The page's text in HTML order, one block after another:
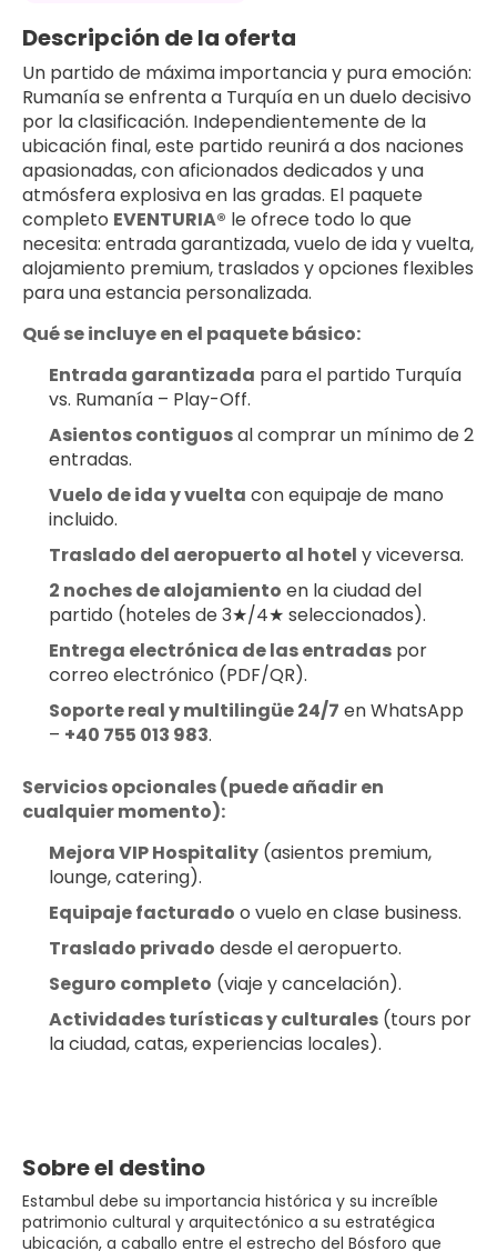
Descripción de la oferta
Un partido de máxima importancia y pura emoción:
Rumanía se enfrenta a Turquía en un duelo decisivo
por la clasificación. Independientemente de la
ubicación final, este partido reunirá a dos naciones
apasionadas, con aficionados dedicados y una
atmósfera explosiva en las gradas. El paquete
completo EVENTURIA® le ofrece todo lo que
necesita: entrada garantizada, vuelo de ida y vuelta,
alojamiento premium, traslados y opciones flexibles
para una estancia personalizada.
Qué se incluye en el paquete básico:
Entrada garantizada para el partido Turquía
vs. Rumanía – Play-Off.
Asientos contiguos al comprar un mínimo de 2
entradas.
Vuelo de ida y vuelta con equipaje de mano
incluido.
Traslado del aeropuerto al hotel y viceversa.
2 noches de alojamiento en la ciudad del
partido (hoteles de 3★/4★ seleccionados).
Entrega electrónica de las entradas por
correo electrónico (PDF/QR).
Soporte real y multilingüe 24/7 en WhatsApp
– +40 755 013 983.
Servicios opcionales (puede añadir en
cualquier momento):
Mejora VIP Hospitality (asientos premium,
lounge, catering).
Equipaje facturado o vuelo en clase business.
Traslado privado desde el aeropuerto.
Seguro completo (viaje y cancelación).
Actividades turísticas y culturales (tours por
la ciudad, catas, experiencias locales).
Sobre el destino
Estambul debe su importancia histórica y su increíble
patrimonio cultural y arquitectónico a su estratégica
ubicación, a caballo entre el estrecho del Bósforo que